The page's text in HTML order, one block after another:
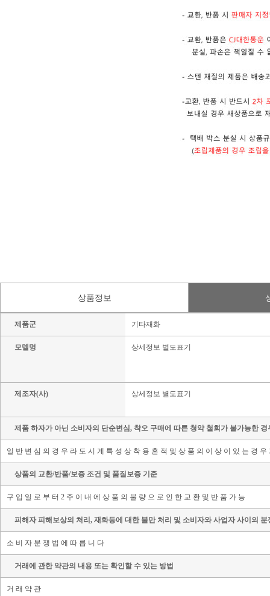
상품정보
제품군 기타재화
모델명 상세정보 별도표기
제조자(사) 상세정보 별도표기
제품 하자가 아닌 소비자의 단순변심, 착오 구매에 따른 청약 철회가 불가능한
일 반 변 심 의 경 우 라 도 시 계 특 성 상 착 용 흔 적 및 상 품 의 이 상 이 있 는 경 우
상품의 교환/반품/보증 조건 및 품질보증 기준
구 입 일 로 부 터 2 주 이 내 에 상 품 의 불 량 으 로 인 한 교 환 및 반 품 가 능
피해자 피해보상의 처리, 재화등에 대한 불만 처리 및 소비자와 사업자 사이의
소 비 자 분 쟁 법 에 따 릅 니 다
거래에 관한 약관의 내용 또는 확인할 수 있는 방법
거 래 약 관